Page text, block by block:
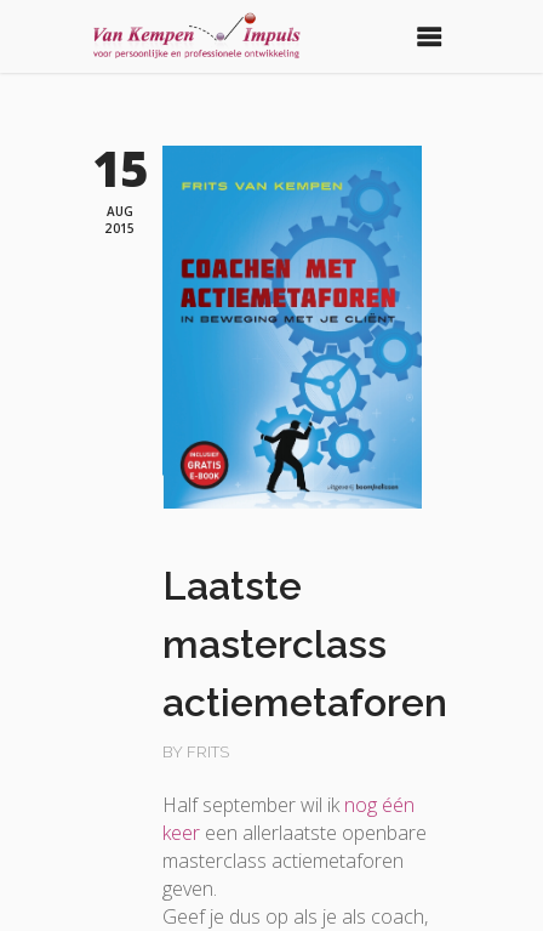
15
AUG
2015
Laatste
masterclass
actiemetaforen
BY FRITS
Half september wil iknog één
keer een allerlaatste openbare
masterclass actiemetaforen
geven.
Geef je dus op als je als coach,